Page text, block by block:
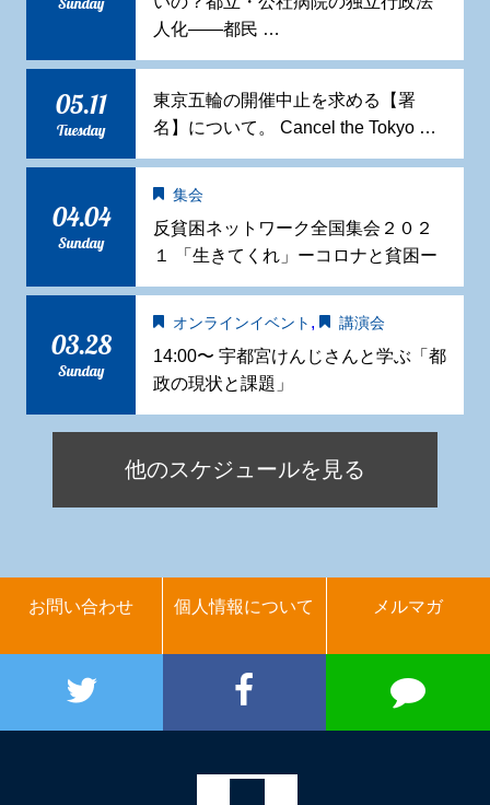
人化——都民 …
05.11
Tuesday
東京五輪の開催中止を求める【署
名】について。 Cancel the Tokyo …
04.04
Sunday
集会
反貧困ネットワーク全国集会２０２
１ 「生きてくれ」ーコロナと貧困ー
03.28
Sunday
オンラインイベント , 講演会
14:00〜 宇都宮けんじさんと学ぶ「都
政の現状と課題」
他のスケジュールを見る
お問い合わせ 個人情報について メルマガ